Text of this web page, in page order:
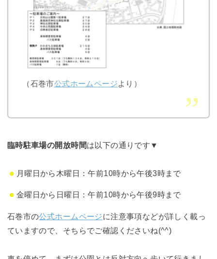
（石巻市公式ホームページより）
臨時駐車場の開放時間は以下の通りです▼
月曜日から木曜日：午前10時から午後3時まで
金曜日から日曜日：午前10時から午後9時まで
石巻市の公式ホームページに注意事項などが詳しく載っ
ていますので、そちらでご確認くださいね(^^)